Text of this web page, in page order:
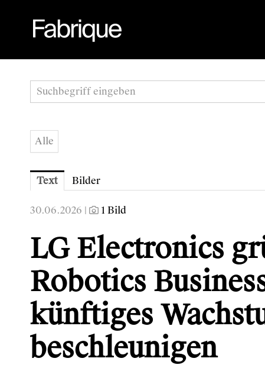
Alle
Text Bilder
30.06.2026 | 1 Bild
LG Electronics
Robotics
künftiges
beschleunigen